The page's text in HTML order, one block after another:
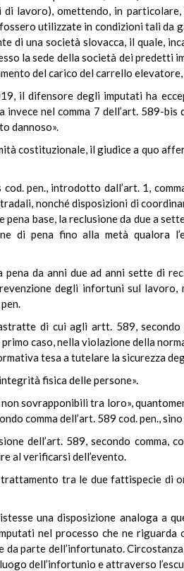
lavoro), omettendo, in
utilizzate in condizioni tali da
di una società slovacca, il quale,
la sede della società dei predetti
del carico del carrello
il difensore degli imputati ha
invece nel comma 7 dell’art. 589-
dannoso».
costituzionale, il giudice a quo
pen., introdotto dall’art. 1,
nonché disposizioni di
base, la reclusione da due a
di pena fino alla metà qualora
pena da anni due ad anni sette di
degli infortuni sul lavoro,
di cui agli artt. 589, secondo
caso, nella violazione della
tesa a tutelare la sicurezza
fisica delle persone».
sovrapponibili tra loro»,
comma dell’art. 589 cod. pen.,
dell’art. 589, secondo comma,
al verificarsi dell’evento.
tra le due fattispecie di
una disposizione analoga a
nel processo che ne
parte dell’infortunato.
dell’infortunio e attraverso